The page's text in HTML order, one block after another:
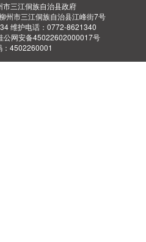
市三江侗族自治县政府
州市三江侗族自治县江峰街7号
维护电话：0772-8621340
公网安备45022602000017号
：4502260001